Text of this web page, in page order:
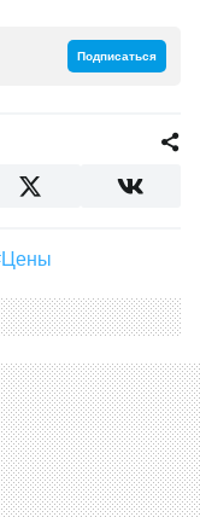
Подписаться
#цены